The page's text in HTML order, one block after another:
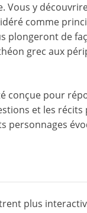
Vous y
comme
plongeront de
grec aux
conçue pour
et les
personnages
plus